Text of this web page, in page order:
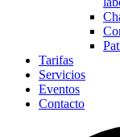
Tarifas
Servicios
Eventos
Contacto